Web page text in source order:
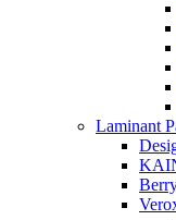
Laminant